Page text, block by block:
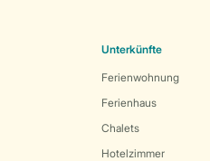
Unterkünfte
Ferienwohnung
Ferienhaus
Chalets
Hotelzimmer